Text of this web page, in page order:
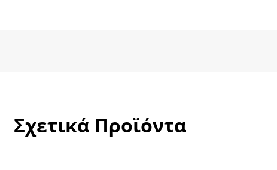
Σχετικά Προϊόντα